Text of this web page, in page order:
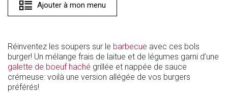
Ajouter à mon menu
Réinventez les soupers sur le barbecue avec ces bols
burger! Un mélange frais de laitue et de légumes garni d’une
galette de boeuf haché grillée et nappée de sauce
crémeuse: voilà une version allégée de vos burgers
préférés!